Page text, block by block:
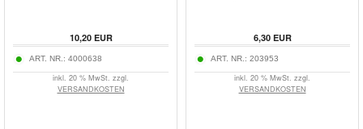
10,20EUR
ART. NR.: 4000638
inkl. 20 % MwSt. zzgl.
VERSANDKOSTEN
6,30EUR
ART. NR.: 203953
inkl. 20 % MwSt. zzgl.
VERSANDKOSTEN